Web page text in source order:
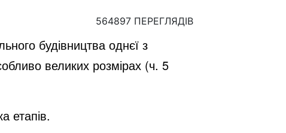
564897 ПЕРЕГЛЯДІВ
будівництва однєї з
великих розмірах (ч. 5
етапів.